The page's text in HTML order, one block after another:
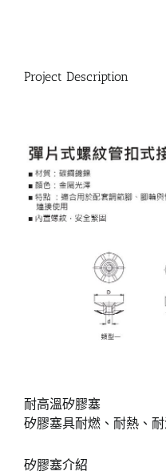
Project Description
耐高溫矽膠塞
矽膠塞具耐燃、耐熱、
矽膠塞介紹